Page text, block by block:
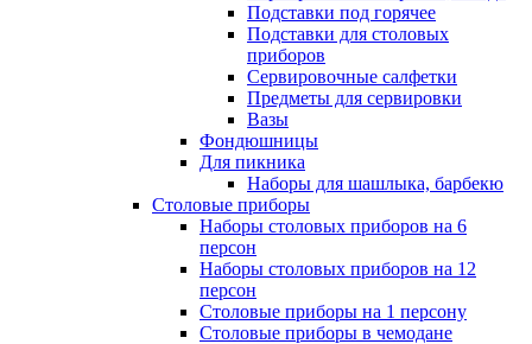
Подставки под горячее
Подставки для столовых
приборов
Сервировочные салфетки
Предметы для сервировки
Вазы
Фондюшницы
Для пикника
Наборы для шашлыка, барбекю
Столовые приборы
Наборы столовых приборов на 6
персон
Наборы столовых приборов на 12
персон
Столовые приборы на 1 персону
Столовые приборы в чемодане